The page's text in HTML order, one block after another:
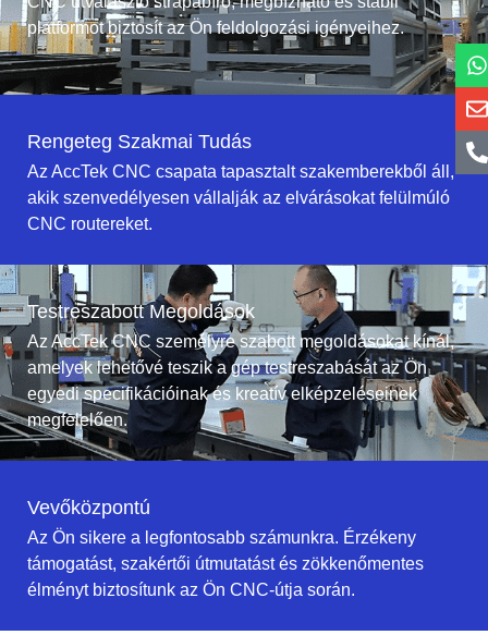
Rengeteg Szakmai Tudás
Az AccTek CNC csapata tapasztalt szakemberekből áll,
akik szenvedélyesen vállalják az elvárásokat felülmúló
CNC routereket.
Testreszabott Megoldások
Az AccTek CNC személyre szabott megoldásokat kínál,
amelyek lehetővé teszik a gép testreszabását az Ön
egyedi specifikációinak és kreatív elképzeléseinek
megfelelően.
Vevőközpontú
Az Ön sikere a legfontosabb számunkra. Érzékeny
támogatást, szakértői útmutatást és zökkenőmentes
élményt biztosítunk az Ön CNC-útja során.
platformot biztosít az Ön feldolgozási igényeihez.